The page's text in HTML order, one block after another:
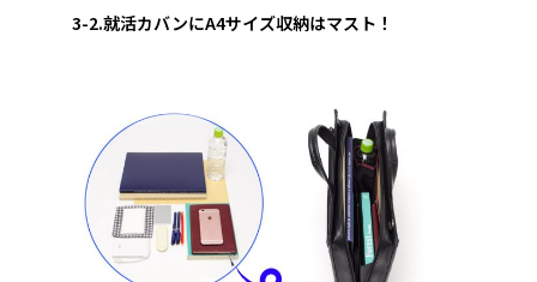
3-2.就活カバンにA4サイズ収納はマスト！